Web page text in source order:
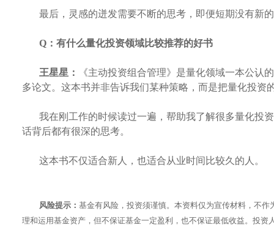
最后，灵感的迸发需要不断的思考，即便短期没有新
Q： 有什么量化投资领域比较推荐的好书
王星星：
《主动投资组合管理》是量化领域一本公认
多论文。这本书并非告诉我们某种策略，而是把量化投资
我在刚工作的时候读过一遍，帮助我了解很多量化投
话背后都有很深的思考。
这本书不仅适合新人，也适合从业时间比较久的人。
风险提示： 基金有风险，投资须谨慎。本资料仅为宣传材料，不
理和运用基金资产，但不保证基金一定盈利，也不保证最低收益。投